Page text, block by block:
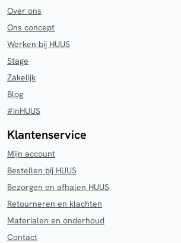
Over ons
Ons concept
Werken bij HUUS
Stage
Zakelijk
Blog
#inHUUS
Klantenservice
Mijn account
Bestellen bij HUUS
Bezorgen en afhalen HUUS
Retourneren en klachten
Materialen en onderhoud
Contact